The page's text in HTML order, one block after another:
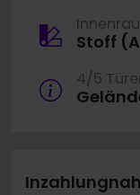
Stoff
4/5